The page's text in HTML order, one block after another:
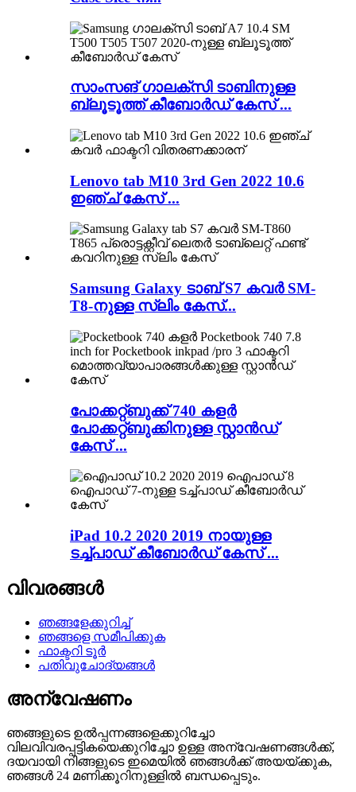
സാംസങ് ഗാലക്സി ടാബിനുള്ള
ബ്ലൂടൂത്ത് കീബോർഡ് കേസ് ...
Lenovo tab M10 3rd Gen 2022 10.6
ഇഞ്ച് കേസ് ...
Samsung Galaxy ടാബ് S7 കവർ SM-
T8-നുള്ള സ്ലിം കേസ്...
പോക്കറ്റ്ബുക്ക് 740 കളർ
പോക്കറ്റ്ബുക്കിനുള്ള സ്റ്റാൻഡ്
കേസ് ...
iPad 10.2 2020 2019 നായുള്ള
ടച്ച്പാഡ് കീബോർഡ് കേസ് ...
വിവരങ്ങൾ
ഞങ്ങളേക്കുറിച്ച്
ഞങ്ങളെ സമീപിക്കുക
ഫാക്ടറി ടൂർ
പതിവുചോദ്യങ്ങൾ
അന്വേഷണം
ഞങ്ങളുടെ ഉൽപ്പന്നങ്ങളെക്കുറിച്ചോ
വിലവിവരപ്പട്ടികയെക്കുറിച്ചോ ഉള്ള അന്വേഷണങ്ങൾക്ക്,
ദയവായി നിങ്ങളുടെ ഇമെയിൽ ഞങ്ങൾക്ക് അയയ്ക്കുക,
ഞങ്ങൾ 24 മണിക്കൂറിനുള്ളിൽ ബന്ധപ്പെടും.